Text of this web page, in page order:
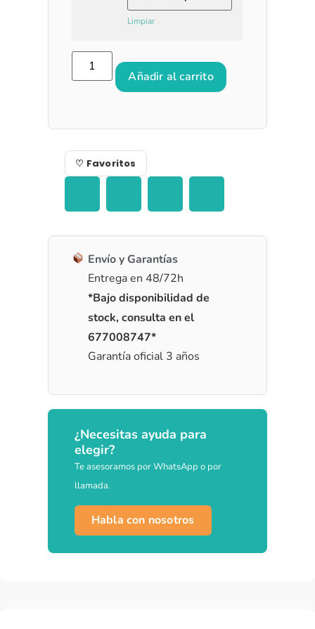
Limpiar
Añadir al carrito
♡ Favoritos
Envío y Garantías
Entrega en 48/72h
*Bajo disponibilidad de
stock, consulta en el
677008747*
Garantía oficial 3 años
¿Necesitas ayuda para
elegir?
Te asesoramos por WhatsApp o por
llamada.
Habla con nosotros